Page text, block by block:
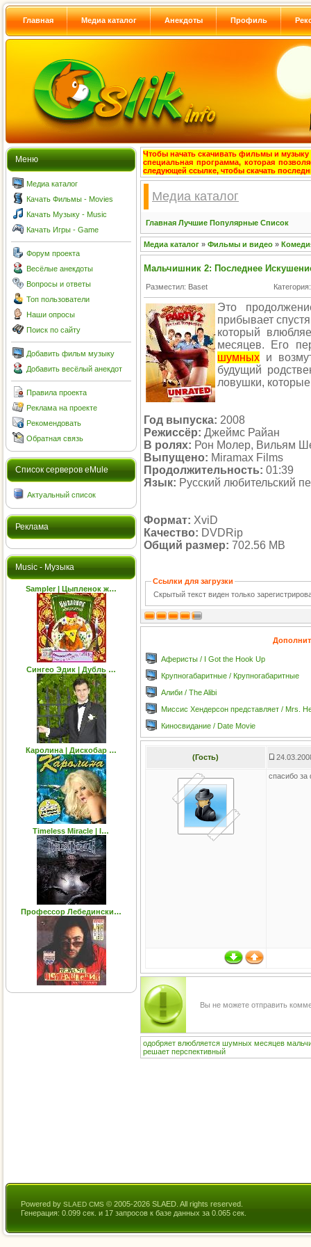
Главная Медиа каталог Анекдоты Профиль
Меню
Медиа каталог
Качать Фильмы - Movies
Качать Музыку - Music
Качать Игры - Game
Форум проекта
Весёлые анекдоты
Вопросы и ответы
Топ пользователи
Наши опросы
Поиск по сайту
Добавить фильм музыку
Добавить весёлый анекдот
Правила проекта
Реклама на проекте
Рекомендовать
Обратная связь
Cписок серверов eMule
Актуальный список
Реклама
Music - Музыка
Sampler | Цыпленок ж…
Сингео Эдик | Дубль …
Каролина | Дискобар …
Timeless Miracle | I…
Профессор Лебедински…
Чтобы начать скачивать фильмы и музыку
специальная программа, которая
следующей ссылке, чтобы скачать
Медиа каталог
Главная Лучшие Популярные Список
Медиа каталог » Фильмы и видео »
Мальчишник 2: Последнее
Разместил: Baset
Это
прибывает
который
месяцев. Его
шумных и
будущий
ловушки,
Год выпуска: 2008
Режиссёр: Джеймс Райан
В ролях: Рон Молер, Вильям
Выпущено: Miramax Films
Продолжительность: 01:39
Язык: Русский любительский
Формат: XviD
Качество: DVDRip
Общий размер: 702.56 MB
Ссылки для загрузки
Скрытый текст виден только
Аферисты / I Got the Hook Up
Крупногабаритные / Крупногабаритные
Алиби / The Alibi
Миссис Хендерсон представляет / Mrs.
Киносвидание / Date Movie
(Гость)
спасибо
Вы не можете отправить
одобряет влюбляется шумных месяцев
решает перспективный
Powered by SLAED CMS © 2005-2026 SLAED. All rights reserved.
Генерация: 0.099 сек. и 17 запросов к базе данных за 0.065 сек.